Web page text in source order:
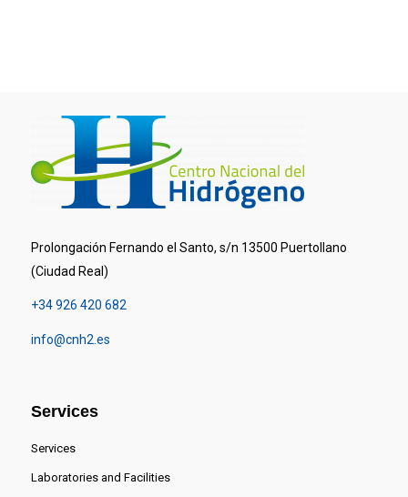
Prolongación Fernando el Santo, s/n 13500 Puertollano
(Ciudad Real)
+34 926 420 682
info@cnh2.es
Services
Services
Laboratories and Facilities